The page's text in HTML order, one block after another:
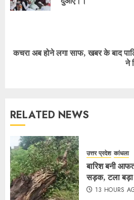
कचरा अब होने लगा साफ, खबर के बाद
ने
RELATED NEWS
उत्तर प्रदेश कांधला
बारिश बनी
सड़क, टला बड़ा
13 HOURS